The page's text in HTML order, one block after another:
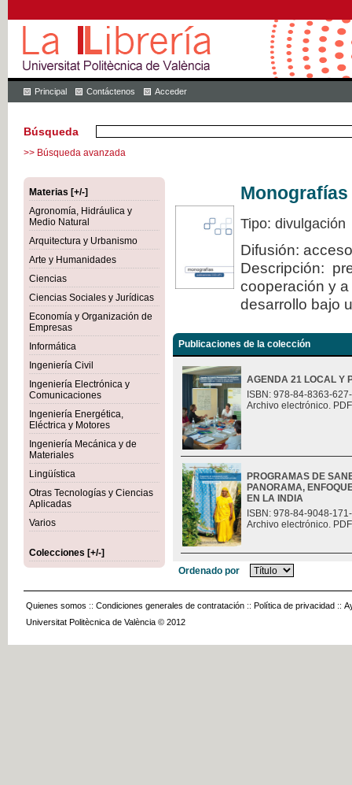
Principal Contáctenos Acceder
Búsqueda
>> Búsqueda avanzada
Materias [+/-]
Agronomía, Hidráulica y
Medio Natural
Arquitectura y Urbanismo
Arte y Humanidades
Ciencias
Ciencias Sociales y Jurídicas
Economía y Organización de
Empresas
Informática
Ingeniería Civil
Ingeniería Electrónica y
Comunicaciones
Ingeniería Energética,
Eléctrica y Motores
Ingeniería Mecánica y de
Materiales
Lingüística
Otras Tecnologías y Ciencias
Aplicadas
Varios
Colecciones [+/-]
Tipo: divulgación
Difusión:
Descripción:
cooperación y
desarrollo bajo
Publicaciones de la colección
AGENDA 21 LOCAL Y
ISBN: 978-84-8363-
Archivo electrónico.
PROGRAMAS DE
PANORAMA,
EN LA INDIA
ISBN: 978-84-9048-
Archivo electrónico.
Ordenado por
Quienes somos :: Condiciones generales de contratación :: Política de privacidad ::
Universitat Politècnica de València © 2012